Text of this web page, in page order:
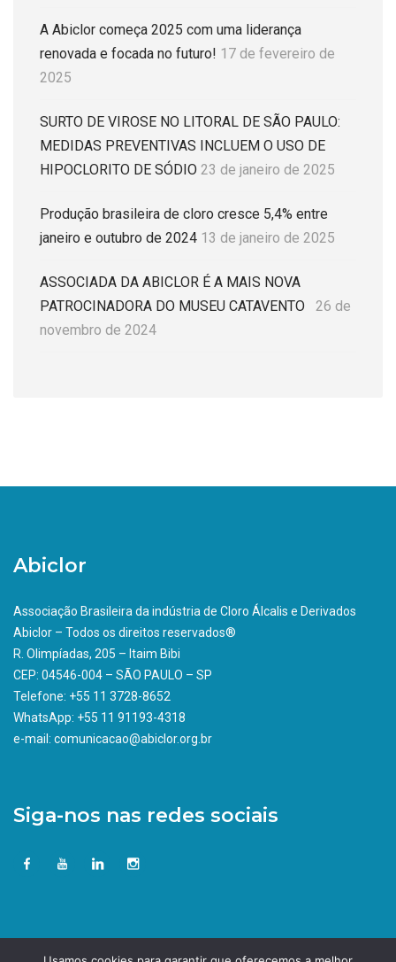
A Abiclor começa 2025 com uma liderança
renovada e focada no futuro! 17 de fevereiro de
2025
SURTO DE VIROSE NO LITORAL DE SÃO PAULO:
MEDIDAS PREVENTIVAS INCLUEM O USO DE
HIPOCLORITO DE SÓDIO 23 de janeiro de 2025
Produção brasileira de cloro cresce 5,4% entre
janeiro e outubro de 2024 13 de janeiro de 2025
ASSOCIADA DA ABICLOR É A MAIS NOVA
PATROCINADORA DO MUSEU CATAVENTO
26 de
novembro de 2024
Abiclor
Associação Brasileira da indústria de Cloro Álcalis e Derivados
Abiclor – Todos os direitos reservados®
R. Olimpíadas, 205 – Itaim Bibi
CEP: 04546-004 – SÃO PAULO – SP
Telefone: +55 11 3728-8652
WhatsApp: +55 11 91193-4318
e-mail: comunicacao@abiclor.org.br
Siga-nos nas redes sociais